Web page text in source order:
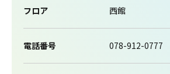
フロア 西館
電話番号 078-912-0777